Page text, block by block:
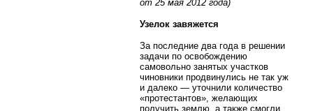
от 25 мая 2012 года)
Узелок завяжется
За последние два года в решении
задачи по освобождению
самовольно занятых участков
чиновники продвинулись не так уж
и далеко — уточнили количество
«протестантов», желающих
получить землю, а также смогли